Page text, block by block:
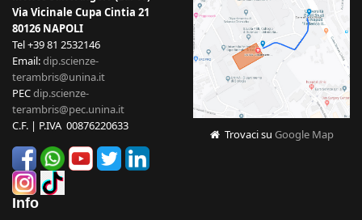
Via Vicinale Cupa Cintia 21
80126 NAPOLI
Tel +39 81 2532146
Email:dip.scienze-
terambris@unina.it
PECdip.scienze-
terambris@pec.unina.it
C.F. | P.IVA 00876220633
Trovaci su Google Map
Info